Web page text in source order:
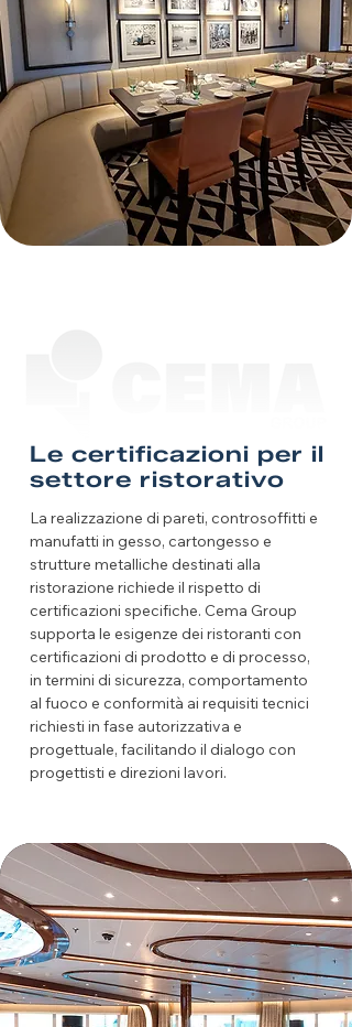
Le certificazioni per il
settore ristorativo
La realizzazione di pareti, controsoffitti e
manufatti in gesso, cartongesso e
strutture metalliche destinati alla
ristorazione richiede il rispetto di
certificazioni specifiche. Cema Group
supporta le esigenze dei ristoranti con
certificazioni di prodotto e di processo,
in termini di sicurezza, comportamento
al fuoco e conformità ai requisiti tecnici
richiesti in fase autorizzativa e
progettuale, facilitando il dialogo con
progettisti e direzioni lavori.